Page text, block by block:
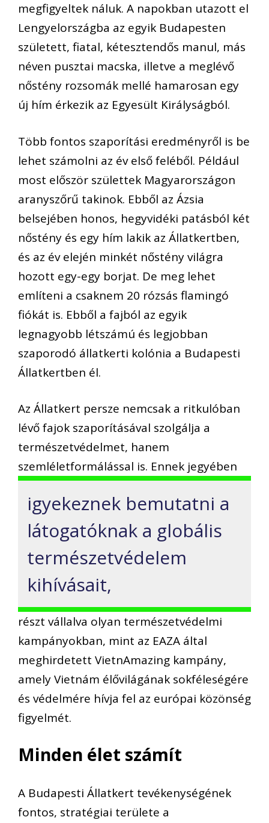
megfigyeltek náluk. A napokban utazott el
Lengyelországba az egyik Budapesten
született, fiatal, kétesztendős manul, más
néven pusztai macska, illetve a meglévő
nőstény rozsomák mellé hamarosan egy
új hím érkezik az Egyesült Királyságból.
Több fontos szaporítási eredményről is be
lehet számolni az év első feléből. Például
most először születtek Magyarországon
aranyszőrű takinok. Ebből az Ázsia
belsejében honos, hegyvidéki patásból két
nőstény és egy hím lakik az Állatkertben,
és az év elején minkét nőstény világra
hozott egy-egy borjat. De meg lehet
említeni a csaknem 20 rózsás flamingó
fiókát is. Ebből a fajból az egyik
legnagyobb létszámú és legjobban
szaporodó állatkerti kolónia a Budapesti
Állatkertben él.
Az Állatkert persze nemcsak a ritkulóban
lévő fajok szaporításával szolgálja a
természetvédelmet, hanem
szemléletformálással is. Ennek jegyében
igyekeznek bemutatni a
látogatóknak a globális
természetvédelem
kihívásait,
részt vállalva olyan természetvédelmi
kampányokban, mint az EAZA által
meghirdetett VietnAmazing kampány,
amely Vietnám élővilágának sokféleségére
és védelmére hívja fel az európai közönség
figyelmét.
Minden élet számít
A Budapesti Állatkert tevékenységének
fontos, stratégiai területe a